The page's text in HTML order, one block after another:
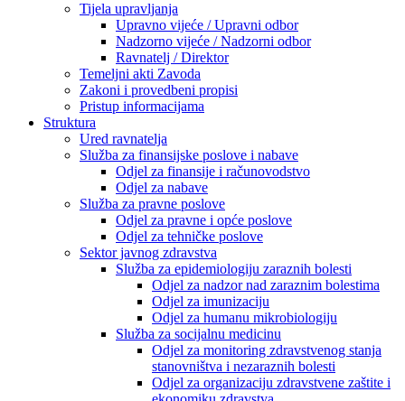
Tijela upravljanja
Upravno vijeće / Upravni odbor
Nadzorno vijeće / Nadzorni odbor
Ravnatelj / Direktor
Temeljni akti Zavoda
Zakoni i provedbeni propisi
Pristup informacijama
Struktura
Ured ravnatelja
Služba za finansijske poslove i nabave
Odjel za finansije i računovodstvo
Odjel za nabave
Služba za pravne poslove
Odjel za pravne i opće poslove
Odjel za tehničke poslove
Sektor javnog zdravstva
Služba za epidemiologiju zaraznih bolesti
Odjel za nadzor nad zaraznim bolestima
Odjel za imunizaciju
Odjel za humanu mikrobiologiju
Služba za socijalnu medicinu
Odjel za monitoring zdravstvenog stanja
stanovništva i nezaraznih bolesti
Odjel za organizaciju zdravstvene zaštite i